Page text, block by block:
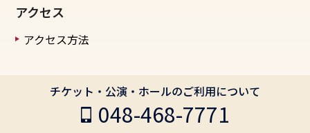
アクセス
アクセス方法
チケット・公演・ホールのご利用について
048-468-7771